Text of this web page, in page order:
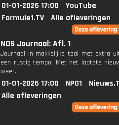
01-01-2026 17:00
YouTube
Formule1.TV
Alle afleveringen
NOS Journaal: Afl. 1
Journaal in makkelijke taal met extra
een rustig tempo. Met het laatste
weer.
01-01-2026 17:00 NPO1
Alle afleveringen